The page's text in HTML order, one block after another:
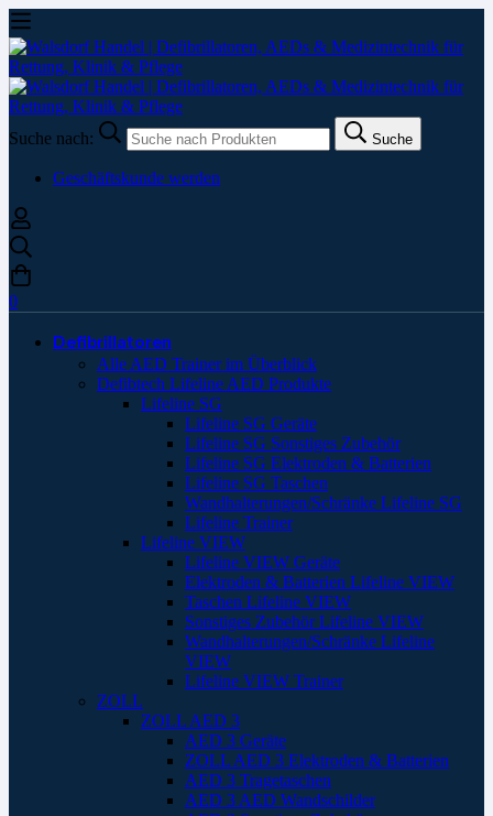
Suche nach: Suche
Geschäftskunde werden
0
Defibrillatoren
Alle AED Trainer im Überblick
Defibtech Lifeline AED Produkte
Lifeline SG
Lifeline SG Geräte
Lifeline SG Sonstiges Zubehör
Lifeline SG Elektroden & Batterien
Lifeline SG Taschen
Wandhalterungen/Schränke Lifeline SG
Lifeline Trainer
Lifeline VIEW
Lifeline VIEW Geräte
Elektroden & Batterien Lifeline VIEW
Taschen Lifeline VIEW
Sonstiges Zubehör Lifeline VIEW
Wandhalterungen/Schränke Lifeline
VIEW
Lifeline VIEW Trainer
ZOLL
ZOLL AED 3
AED 3 Geräte
ZOLL AED 3 Elektroden & Batterien
AED 3 Tragetaschen
AED 3 AED Wandschilder